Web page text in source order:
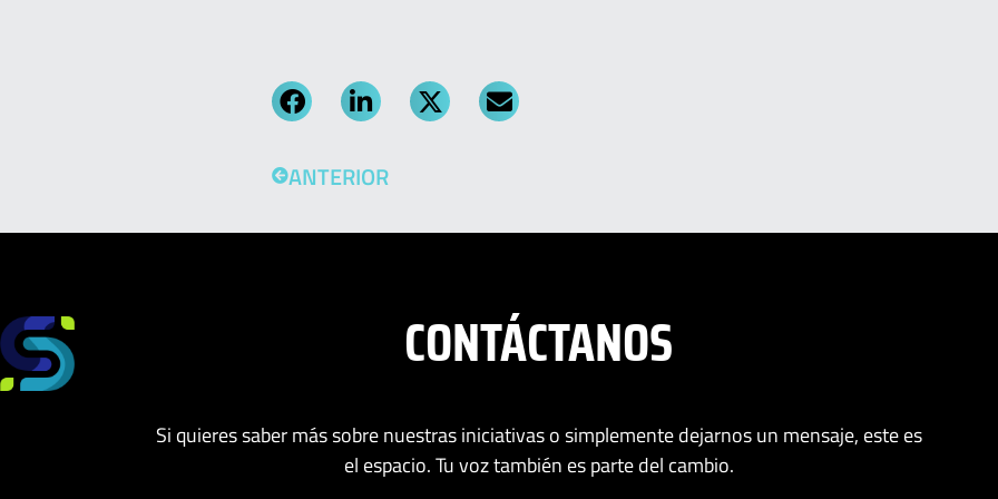
ANTERIOR
CONTÁCTANOS
Si quieres saber más sobre nuestras iniciativas o simplemente dejarnos un mensaje, este es
el espacio. Tu voz también es parte del cambio.